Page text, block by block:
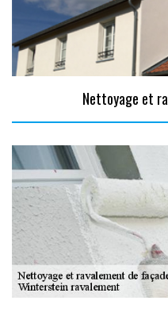
Nettoyage et